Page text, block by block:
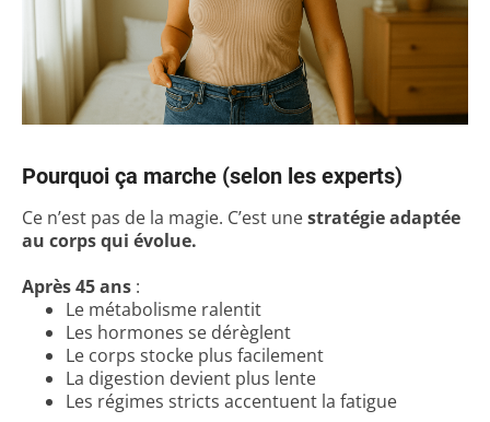
Pourquoi ça marche (selon les experts)
Ce n’est pas de la magie. C’est unestratégie adaptée
au corps qui évolue.
Après 45 ans :
Le métabolisme ralentit
Les hormones se dérèglent
Le corps stocke plus facilement
La digestion devient plus lente
Les régimes stricts accentuent la fatigue